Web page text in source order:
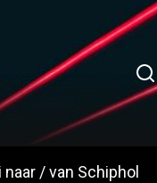
/ van Schiphol